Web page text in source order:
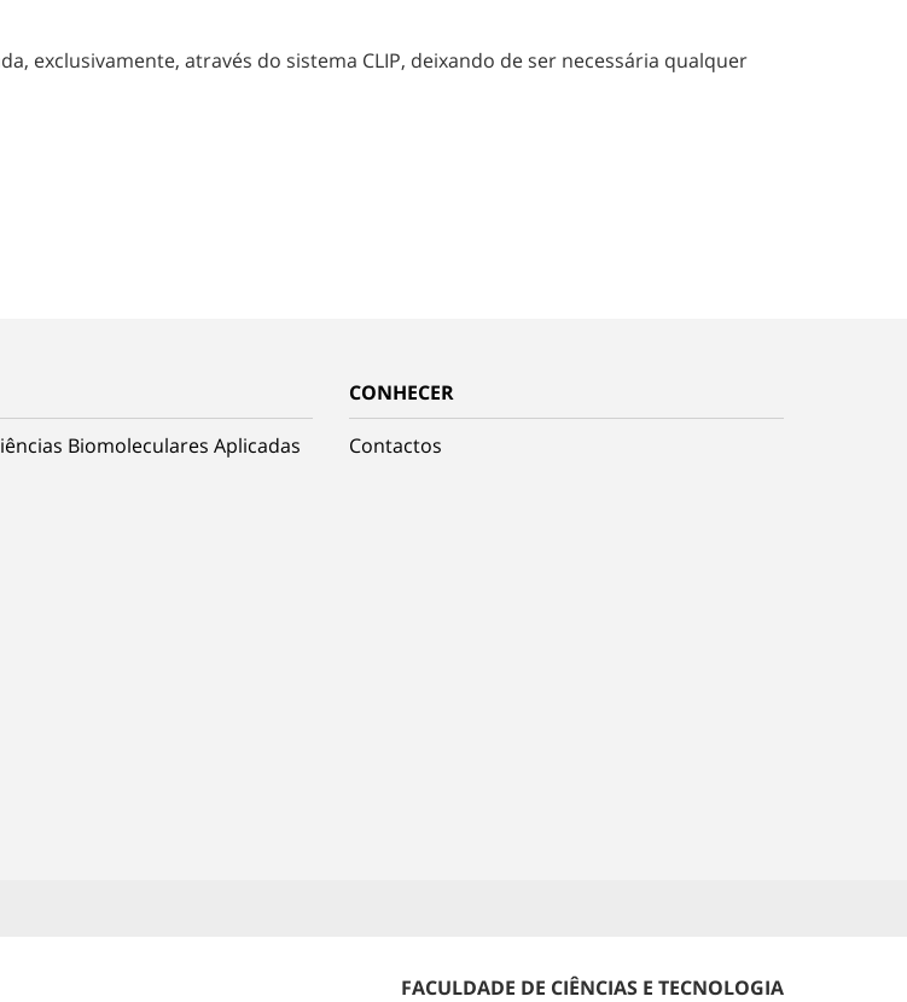
exclusivamente, através do sistema CLIP, deixando de ser necessária qualquer
Biomoleculares Aplicadas
CONHECER
Contactos
FACULDADE DE CIÊNCIAS E TECNOLOGIA